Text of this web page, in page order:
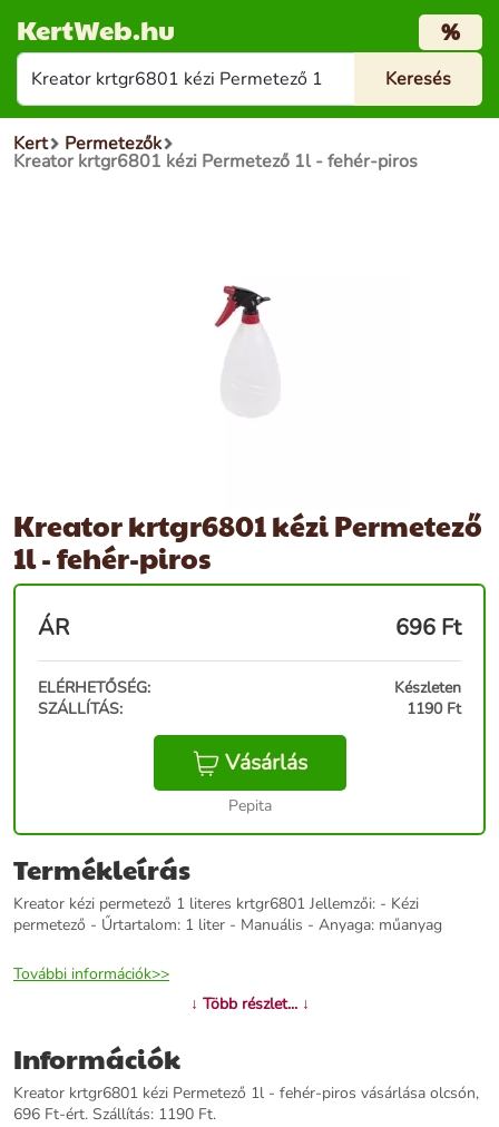
KertWeb.hu %
Kert Permetezők
Kreator krtgr6801 kézi Permetező 1l - fehér-piros
Kreator krtgr6801 kézi Permetező
1l - fehér-piros
ÁR 696 Ft
ELÉRHETŐSÉG:
Készleten
SZÁLLÍTÁS:
1190 Ft
Vásárlás
Pepita
Termékleírás
Kreator kézi permetező 1 literes krtgr6801 Jellemzői: - Kézi
permetező - Űrtartalom: 1 liter - Manuális - Anyaga: műanyag
További információk>>
↓ Több részlet... ↓
Információk
Kreator krtgr6801 kézi Permetező 1l - fehér-piros vásárlása olcsón,
696 Ft-ért. Szállítás: 1190 Ft.